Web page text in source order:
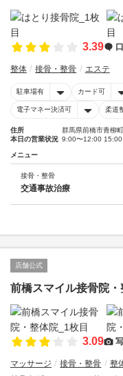
3.39
整体 接骨・整骨 エステ
駐車場有 カード可
電子マネー決済可 柔道
住所
群馬県前橋市青柳
本日の営業状況 9:00〜12:00
メニュー
接骨・整骨
交通事故治療
店舗公式
前橋スマイル接骨院・
3.09
マッサージ 接骨・整骨 整